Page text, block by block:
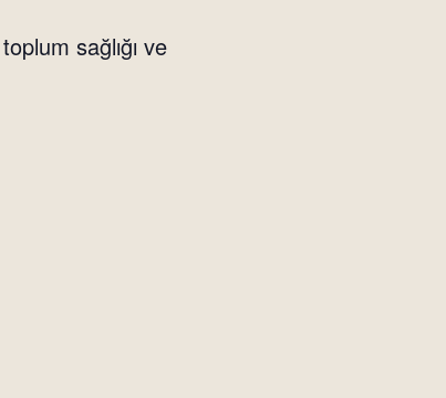
sağlığı ve